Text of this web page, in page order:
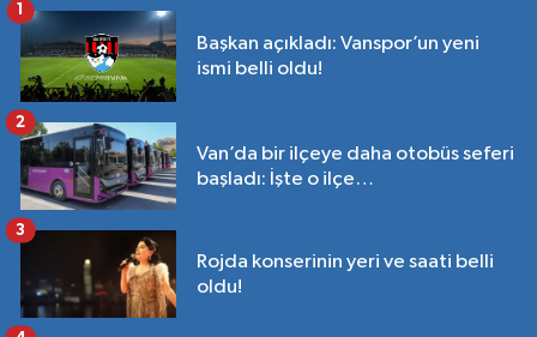
Başkan açıkladı: Vanspor’un yeni
ismi belli oldu!
1
Van’da bir ilçeye daha otobüs seferi
başladı: İşte o ilçe…
2
Rojda konserinin yeri ve saati belli
oldu!
3